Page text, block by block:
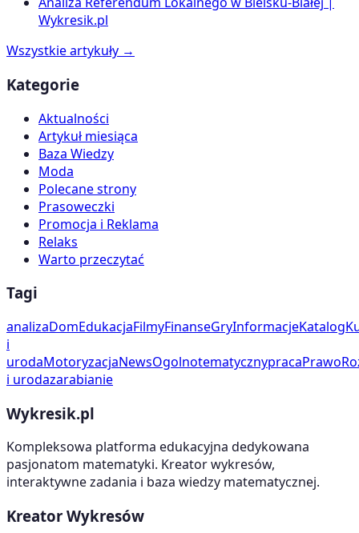
Wykresik.pl
Wszystkie artykuły →
Kategorie
Aktualności
Artykuł miesiąca
Baza Wiedzy
Moda
Polecane strony
Prasoweczki
Promocja i Reklama
Relaks
Warto przeczytać
Tagi
analizaDomEdukacjaFilmyFinanseGryInformacjeKatalog
i
urodaMotoryzacjaNewsOgolnotematycznypracaPrawo
i urodazarabianie
Wykresik.pl
Kompleksowa platforma edukacyjna dedykowana
pasjonatom matematyki. Kreator wykresów,
interaktywne zadania i baza wiedzy matematycznej.
Kreator Wykresów